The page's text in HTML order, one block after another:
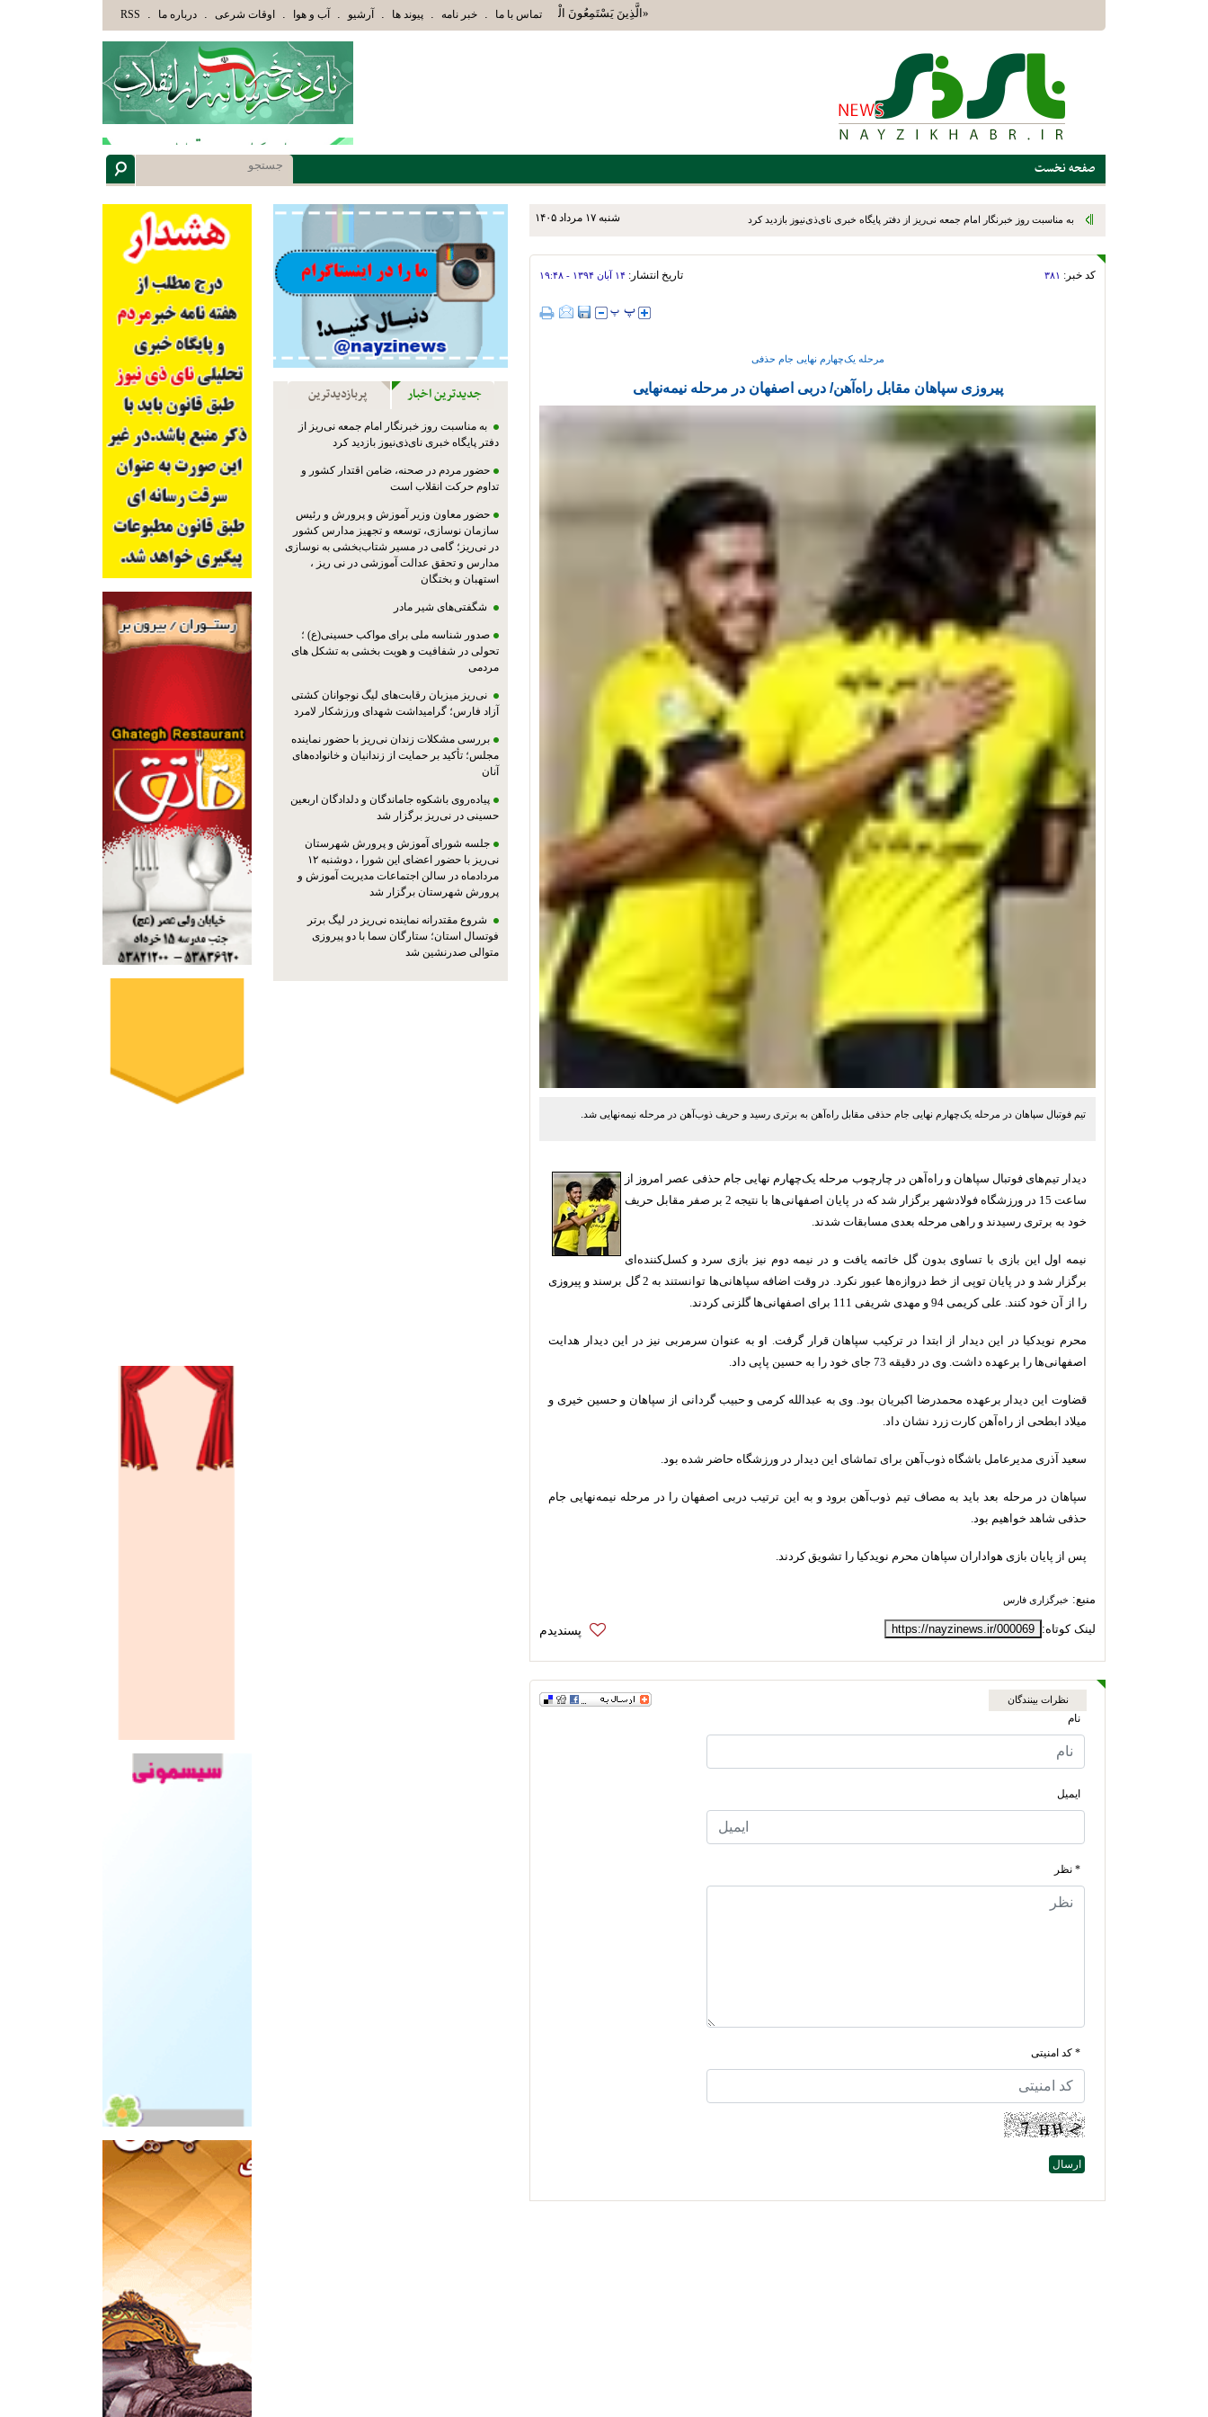
«الَّذِينَ يَسْتَمِعُونَ الْقَوْلَ فَيَتَّبِعُونَ أَحْسَنَهُ أُوْلَئِكَ الَّذِينَ هَدَاهُمُ اللَّهُ وَأُوْلَئِكَ هُمْ أُوْلُوا الْأَلْبَابِ» عاقلان هدایت یافته،حرفها را میشنوند و سپس
تماس با ما . خبر نامه . پیوند ها . آرشیو . آب و هوا . اوقات شرعی . درباره ما .
RSS
صفحه نخست
شنبه ۱۷ مرداد ۱۴۰۵
کد خبر: ۳۸۱ تاریخ انتشار: ۱۴ آبان ۱۳۹۴ - ۱۹:۴۸
مرحله یک‌چهارم نهایی جام حذفی
پیروزی سپاهان مقابل راه‌آهن/ دربی اصفهان در مرحله نیمه‌نهایی
تیم فوتبال سپاهان در مرحله یک‌چهارم نهایی جام حذفی مقابل راه‌آهن به برتری رسید و حریف ذوب‌آهن در مرحله نیمه‌نهایی شد.
دیدار تیم‌های فوتبال سپاهان و راه‌آهن در چارچوب مرحله یک‌چهارم نهایی جام حذفی عصر امروز از
ساعت 15 در ورزشگاه فولادشهر برگزار شد که در پایان اصفهانی‌ها با نتیجه 2 بر صفر مقابل حریف
خود به برتری رسیدند و راهی مرحله بعدی مسابقات شدند.
نیمه اول این بازی با تساوی بدون گل خاتمه یافت و در نیمه دوم نیز بازی سرد و کسل‌کننده‌ای
برگزار شد و در پایان توپی از خط دروازه‌ها عبور نکرد. در وقت اضافه سپاهانی‌ها توانستند به 2 گل برسند و پیروزی
را از آن خود کنند. علی کریمی 94 و مهدی شریفی 111 برای اصفهانی‌ها گلزنی کردند.
محرم نویدکیا در این دیدار از ابتدا در ترکیب سپاهان قرار گرفت. او به عنوان سرمربی نیز در این دیدار هدایت
اصفهانی‌ها را برعهده داشت. وی در دقیقه 73 جای خود را به حسین پاپی داد.
قضاوت این دیدار برعهده محمدرضا اکبریان بود. وی به عبدالله کرمی و حبیب گردانی از سپاهان و حسین خیری و
میلاد ابطحی از راه‌آهن کارت زرد نشان داد.
سعید آذری مدیرعامل باشگاه ذوب‌آهن برای تماشای این دیدار در ورزشگاه حاضر شده بود.
سپاهان در مرحله بعد باید به مصاف تیم ذوب‌آهن برود و به این ترتیب دربی اصفهان را در مرحله نیمه‌نهایی جام
حذفی شاهد خواهیم بود.
پس از پایان بازی هواداران سپاهان محرم نویدکیا را تشویق کردند.
منبع: خبرگزاری فارس
لینک کوتاه: https://nayzinews.ir/000069
نظرات بینندگان
نام
ایمیل
* نظر
* کد امنیتی
جدیدترین اخبار پربازدیدترین
به مناسبت روز خبرنگار امام جمعه نی‌ریز از
دفتر پایگاه خبری نای‌ذی‌نیوز بازدید کرد
حضور مردم در صحنه، ضامن اقتدار کشور و
تداوم حرکت انقلاب است
حضور معاون وزیر آموزش و پرورش و رئیس
سازمان نوسازی، توسعه و تجهیز مدارس کشور
در نی‌ریز؛ گامی در مسیر شتاب‌بخشی به نوسازی
مدارس و تحقق عدالت آموزشی در نی ریز ،
استهبان و بختگان
شگفتی‌های شیر مادر
صدور شناسه ملی برای مواکب حسینی(ع) ؛
تحولی در شفافیت و هویت بخشی به تشکل های
مردمی
نی‌ریز میزبان رقابت‌های لیگ نوجوانان کشتی
آزاد فارس؛ گرامیداشت شهدای ورزشکار لامرد
بررسی مشکلات زندان نی‌ریز با حضور نماینده
مجلس؛ تأکید بر حمایت از زندانیان و خانواده‌های
آنان
پیاده‌روی باشکوه جاماندگان و دلدادگان اربعین
حسینی در نی‌ریز برگزار شد
جلسه شورای آموزش و پرورش شهرستان
نی‌ریز با حضور اعضای این شورا ، دوشنبه ۱۲
مردادماه در سالن اجتماعات مدیریت آموزش و
پرورش شهرستان برگزار شد
شروع مقتدرانه نماینده نی‌ریز در لیگ برتر
فوتسال استان؛ ستارگان سما با دو پیروزی
متوالی صدرنشین شد